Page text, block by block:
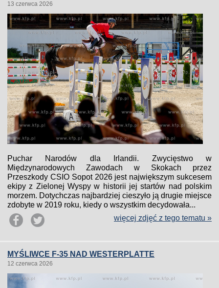
13 czerwca 2026
Puchar Narodów dla Irlandii. Zwycięstwo w
Międzynarodowych Zawodach w Skokach przez
Przeszkody CSIO Sopot 2026 jest największym sukcesem
ekipy z Zielonej Wyspy w historii jej startów nad polskim
morzem. Dotychczas najbardziej cieszyło ją drugie miejsce
zdobyte w 2019 roku, kiedy o wszystkim decydowała...
więcej zdjęć z tego tematu »
MYŚLIWCE F-35 NAD WESTERPLATTE
12 czerwca 2026